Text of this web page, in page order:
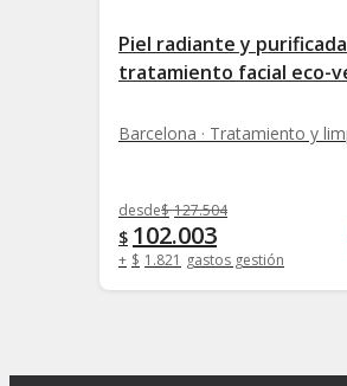
Piel radiante y
tratamiento facial eco-
desde$ 127.504
$ 102.003
+ $ 1.821 gastos gestión